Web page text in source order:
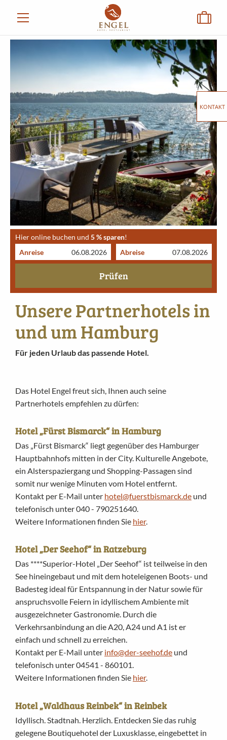
KONTAKT
Hier online buchen und 5 % sparen!
Anreise
Abreise
Prüfen
Unsere Partnerhotels in
und um Hamburg
Für jeden Urlaub das passende Hotel.
Das Hotel Engel freut sich, Ihnen auch seine
Partnerhotels empfehlen zu dürfen:
Hotel „Fürst Bismarck“ in Hamburg
Das „Fürst Bismarck“ liegt gegenüber des Hamburger
Hauptbahnhofs mitten in der City. Kulturelle Angebote,
ein Alsterspaziergang und Shopping-Passagen sind
somit nur wenige Minuten vom Hotel entfernt.
Kontakt per E-Mail unter hotel@fuerstbismarck.de und
telefonisch unter 040 - 790251640.
Weitere Informationen finden Sie hier.
Hotel „Der Seehof“ in Ratzeburg
Das ****Superior-Hotel „Der Seehof“ ist teilweise in den
See hineingebaut und mit dem hoteleigenen Boots- und
Badesteg ideal für Entspannung in der Natur sowie für
anspruchsvolle Feiern in idyllischem Ambiente mit
ausgezeichneter Gastronomie. Durch die
Verkehrsanbindung an die A20, A24 und A1 ist er
einfach und schnell zu erreichen.
Kontakt per E-Mail unter info@der-seehof.de und
telefonisch unter 04541 - 860101.
Weitere Informationen finden Sie hier.
Hotel „Waldhaus Reinbek“ in Reinbek
Idyllisch. Stadtnah. Herzlich. Entdecken Sie das ruhig
gelegene Boutiquehotel der Luxusklasse, eingebettet in